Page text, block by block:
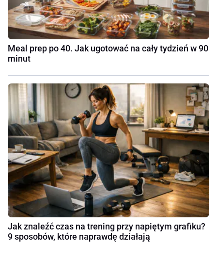
Meal prep po 40. Jak ugotować na cały tydzień w 90
minut
Jak znaleźć czas na trening przy napiętym grafiku?
9 sposobów, które naprawdę działają